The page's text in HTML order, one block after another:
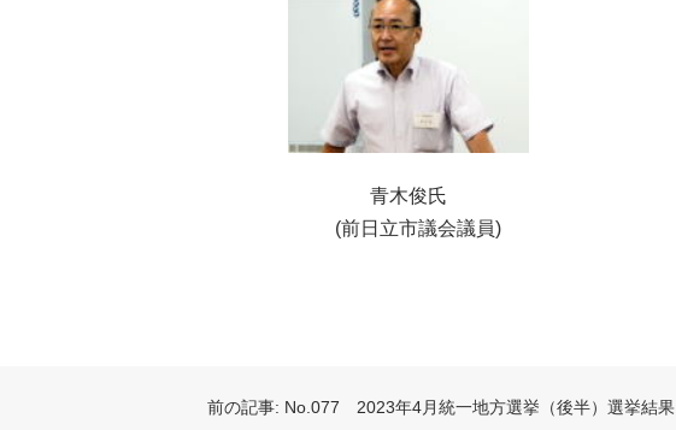
青木俊氏
(前日立市議会議員)
前の記事: No.077 2023年4月統一地方選挙（後半）選挙結果